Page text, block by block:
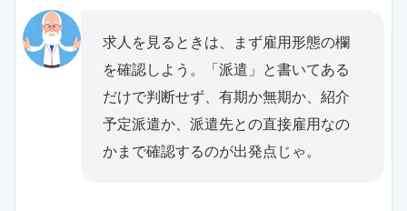
求人を見るときは、まず雇用形態の欄
を確認しよう。「派遣」と書いてある
だけで判断せず、有期か無期か、紹介
予定派遣か、派遣先との直接雇用なの
かまで確認するのが出発点じゃ。